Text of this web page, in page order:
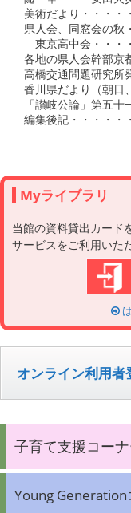
Myライブラリ
当館の資料貸出カード
サービスをご利用いた
オンライン利用者
子育て支援コー
Young Generation